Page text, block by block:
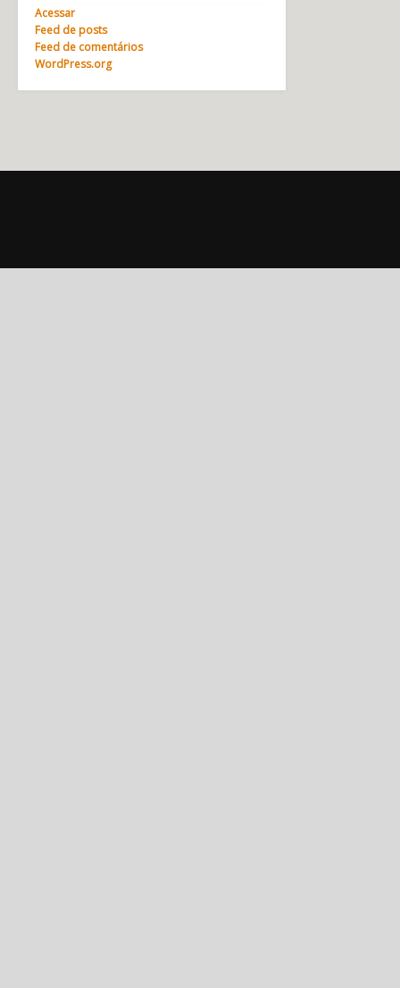
Acessar
Feed de posts
Feed de comentários
WordPress.org